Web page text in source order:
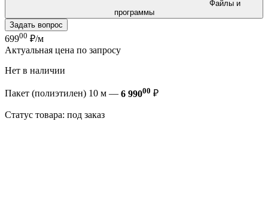
программы
Задать вопрос
69900 ₽/м
Актуальная цена по запросу
Нет в наличии
Пакет (полиэтилен) 10 м — 6 99000 ₽
Статус товара: под заказ